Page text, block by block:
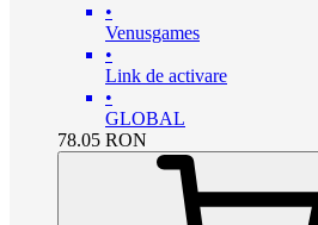
•
Venusgames
•
Link de activare
•
GLOBAL
78.05 RON